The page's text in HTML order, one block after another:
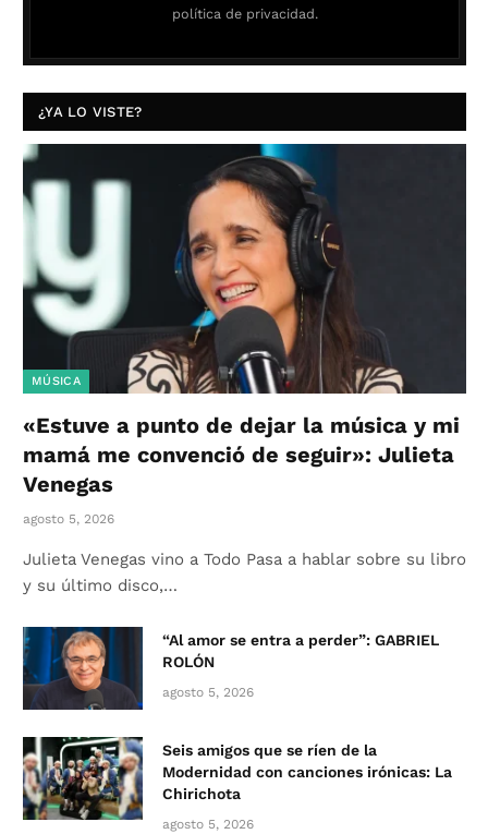
política de privacidad.
¿YA LO VISTE?
MÚSICA
«Estuve a punto de dejar la música y mi
mamá me convenció de seguir»: Julieta
Venegas
agosto 5, 2026
Julieta Venegas vino a Todo Pasa a hablar sobre su libro
y su último disco,…
“Al amor se entra a perder”: GABRIEL
ROLÓN
agosto 5, 2026
Seis amigos que se ríen de la
Modernidad con canciones irónicas: La
Chirichota
agosto 5, 2026